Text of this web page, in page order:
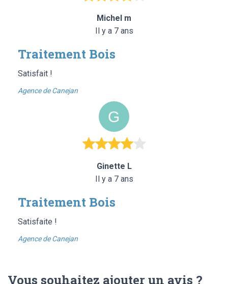
Michel m
Il y a 7 ans
Traitement Bois
Satisfait !
Agence de Canejan
Ginette L
Il y a 7 ans
Traitement Bois
Satisfaite !
Agence de Canejan
Vous souhaitez ajouter un avis ?